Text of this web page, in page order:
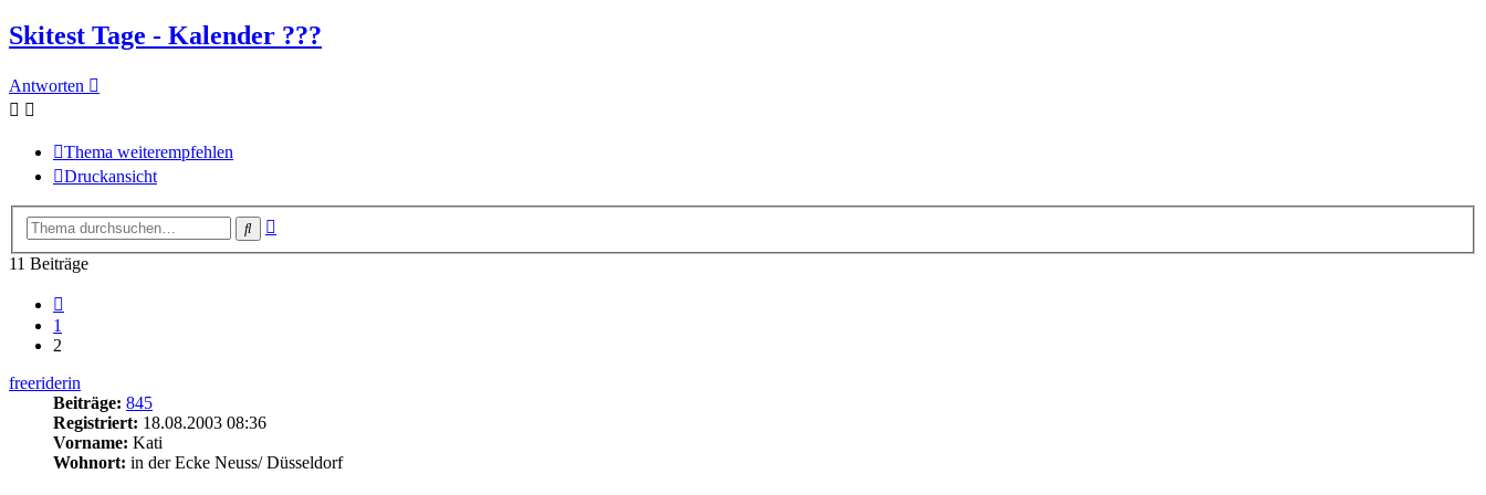
Skitest Tage - Kalender ???
Antworten
Thema weiterempfehlen
Druckansicht
Suche
11 Beiträge
1
2
freeriderin
Beiträge: 845
Registriert: 18.08.2003 08:36
Vorname: Kati
Wohnort: in der Ecke Neuss/ Düsseldorf